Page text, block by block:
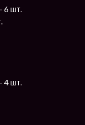
6 шт.
4 шт.